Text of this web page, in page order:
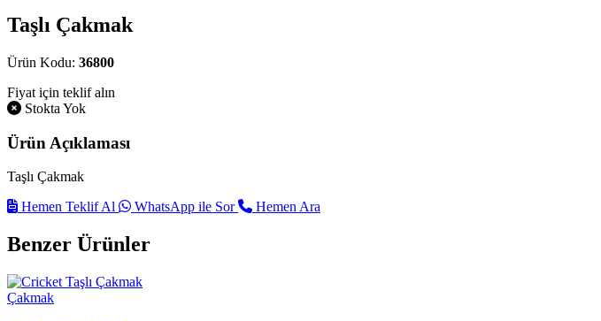
Taşlı Çakmak
Ürün Kodu: 36800
Fiyat için teklif alın
Stokta Yok
Ürün Açıklaması
Taşlı Çakmak
Hemen Teklif Al
WhatsApp ile Sor Hemen Ara
Benzer Ürünler
Çakmak